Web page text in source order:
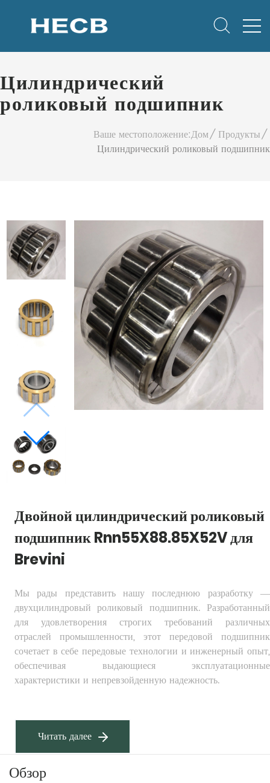
Цилиндрический
роликовый подшипник
Ваше местоположение:Дом
Продукты
Цилиндрический роликовый подшипник
Двойной цилиндрический роликовый
подшипник Rnn55X88.85X52V для
Brevini
Мы рады представить нашу последнюю разработку —
двухцилиндровый роликовый подшипник. Разработанный
для удовлетворения строгих требований различных
отраслей промышленности, этот передовой подшипник
сочетает в себе передовые технологии и инженерный опыт,
обеспечивая выдающиеся эксплуатационные
характеристики и непревзойденную надежность.
Читать далее
Обзор